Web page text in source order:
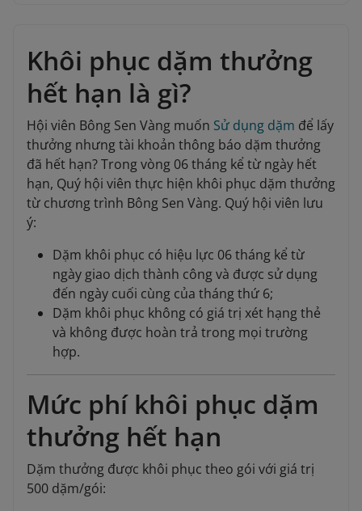
Khôi phục dặm thưởng
hết hạn là gì?
Hội viên Bông Sen Vàng muốn Sử dụng dặm để lấy
thưởng nhưng tài khoản thông báo dặm thưởng
đã hết hạn? Trong vòng 06 tháng kể từ ngày hết
hạn, Quý hội viên thực hiện khôi phục dặm thưởng
từ chương trình Bông Sen Vàng. Quý hội viên lưu
ý:
Dặm khôi phục có hiệu lực 06 tháng kể từ
ngày giao dịch thành công và được sử dụng
đến ngày cuối cùng của tháng thứ 6;
Dặm khôi phục không có giá trị xét hạng thẻ
và không được hoàn trả trong mọi trường
hợp.
Mức phí khôi phục dặm
thưởng hết hạn
Dặm thưởng được khôi phục theo gói với giá trị
500 dặm/gói: